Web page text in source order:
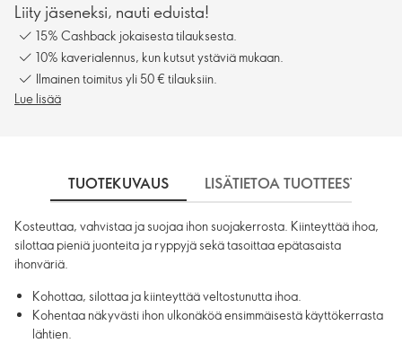
Liity jäseneksi, nauti eduista!
15% Cashback jokaisesta tilauksesta.
10% kaverialennus, kun kutsut ystäviä mukaan.
Ilmainen toimitus yli 50 € tilauksiin.
Lue lisää
TUOTEKUVAUS LISÄTIETOA TUOTTEESTA
Kosteuttaa, vahvistaa ja suojaa ihon suojakerrosta. Kiinteyttää ihoa,
silottaa pieniä juonteita ja ryppyjä sekä tasoittaa epätasaista
ihonväriä.
Kohottaa, silottaa ja kiinteyttää veltostunutta ihoa.
Kohentaa näkyvästi ihon ulkonäköä ensimmäisestä käyttökerrasta
lähtien.